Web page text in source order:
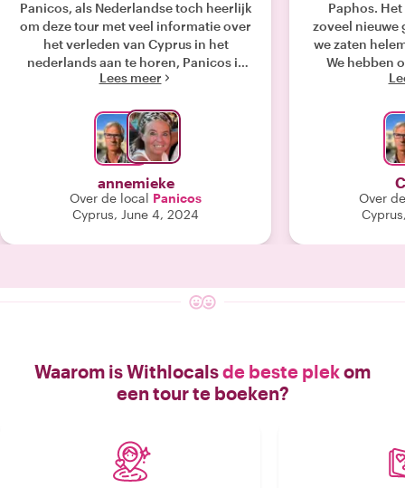
Panicos, als Nederlandse toch heerlijk
om deze tour met veel informatie over
het verleden van Cyprus in het
nederlands aan te horen, Panicos is
een echte Cyprioot en spreekt
voren contact op met Panicos om een
leuke trip voor te bereiden, alles is
mogelijk. Cyprus heeft ons verrast en
wij komen zeker terug , en zullen dan
weer met Panicos afspreken . "
Lees meer
annemieke
Over de local Panicos
Cyprus, June 4, 2024
Paphos.
zoveel nieuwe
we zaten
We hebben
plekken
van de
horen.
Over
Waarom is Withlocalsde beste plekom
een tour te boeken?